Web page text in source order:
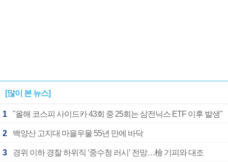
[많이 본 뉴스]
1 "올해 코스피 사이드카 43회 중 25회는 삼전닉스 ETF 이후 발생"
2 백양산 고지대 마을우물 55년 만에 바닥
3 경위 이하 경찰 하위직 ‘중수청 러시’ 전망…檢 기피와 대조